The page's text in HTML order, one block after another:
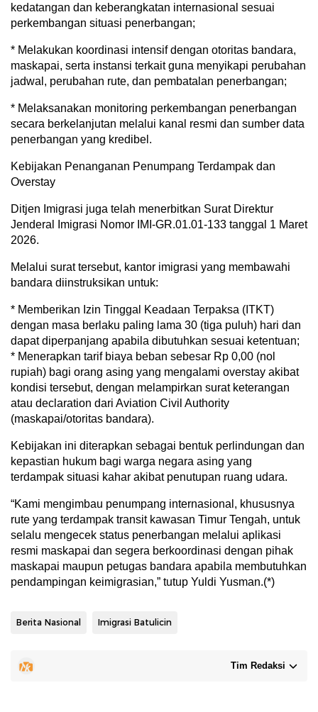
kedatangan dan keberangkatan internasional sesuai
perkembangan situasi penerbangan;
* Melakukan koordinasi intensif dengan otoritas bandara,
maskapai, serta instansi terkait guna menyikapi perubahan
jadwal, perubahan rute, dan pembatalan penerbangan;
* Melaksanakan monitoring perkembangan penerbangan
secara berkelanjutan melalui kanal resmi dan sumber data
penerbangan yang kredibel.
Kebijakan Penanganan Penumpang Terdampak dan
Overstay
Ditjen Imigrasi juga telah menerbitkan Surat Direktur
Jenderal Imigrasi Nomor IMI-GR.01.01-133 tanggal 1 Maret
2026.
Melalui surat tersebut, kantor imigrasi yang membawahi
bandara diinstruksikan untuk:
* Memberikan Izin Tinggal Keadaan Terpaksa (ITKT)
dengan masa berlaku paling lama 30 (tiga puluh) hari dan
dapat diperpanjang apabila dibutuhkan sesuai ketentuan;
* Menerapkan tarif biaya beban sebesar Rp 0,00 (nol
rupiah) bagi orang asing yang mengalami overstay akibat
kondisi tersebut, dengan melampirkan surat keterangan
atau declaration dari Aviation Civil Authority
(maskapai/otoritas bandara).
Kebijakan ini diterapkan sebagai bentuk perlindungan dan
kepastian hukum bagi warga negara asing yang
terdampak situasi kahar akibat penutupan ruang udara.
“Kami mengimbau penumpang internasional, khususnya
rute yang terdampak transit kawasan Timur Tengah, untuk
selalu mengecek status penerbangan melalui aplikasi
resmi maskapai dan segera berkoordinasi dengan pihak
maskapai maupun petugas bandara apabila membutuhkan
pendampingan keimigrasian,” tutup Yuldi Yusman.(*)
Berita Nasional Imigrasi Batulicin
Tim Redaksi